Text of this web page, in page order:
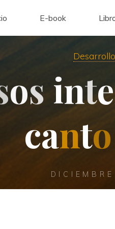
E-book
os inte
canto